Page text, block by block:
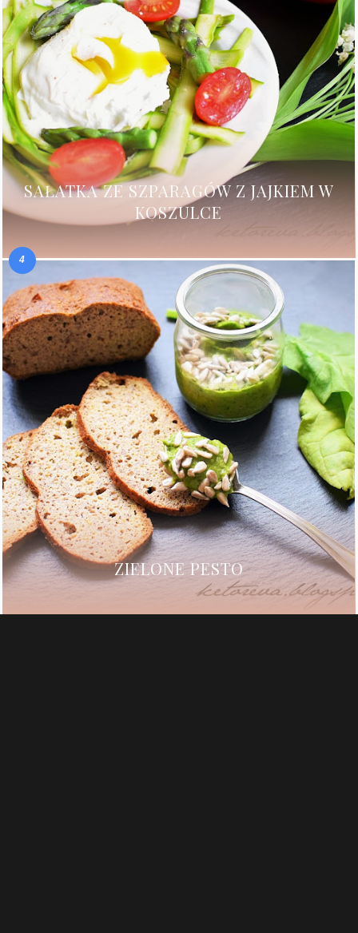
SAŁATKA ZE SZPARAGÓW Z JAJKIEM W
KOSZULCE
ZIELONE PESTO